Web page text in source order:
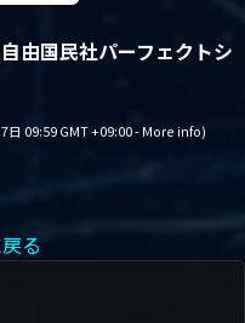
由国民社パーフェクトシ
日 09:59 GMT +09:00 - More info)
る